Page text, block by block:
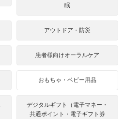
眠
アウトドア・防災
患者様向けオーラルケア
おもちゃ・ベビー用品
デジタルギフト（電子マネー・
共通ポイント・電子ギフト券